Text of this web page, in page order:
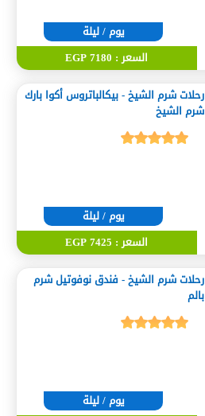
يوم / ليلة
السعر : 7180 EGP
رحلات شرم الشيخ - بيكالباتروس أكوا بارك
شرم الشيخ
يوم / ليلة
السعر : 7425 EGP
رحلات شرم الشيخ - فندق نوفوتيل شرم
بالم
يوم / ليلة